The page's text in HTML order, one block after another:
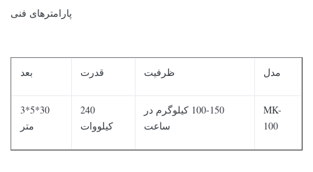
پارامترهای فنی
مدل ظرفیت قدرت بعد
MK-
100
100-150 کیلوگرم در
ساعت
240
کیلووات
30*5*3
متر